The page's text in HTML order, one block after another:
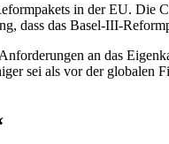
in der EU. Die
dass das Basel-III-
an das
sei als vor der